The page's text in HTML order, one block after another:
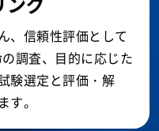
、信頼性評価として
調査、目的に応じた
験選定と評価・解
す。